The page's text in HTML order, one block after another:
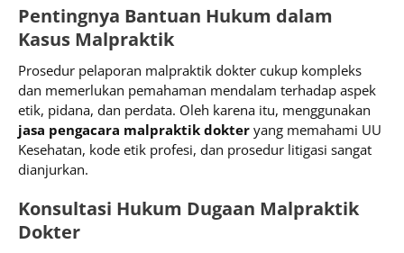
Pentingnya Bantuan Hukum dalam
Kasus Malpraktik
Prosedur pelaporan malpraktik dokter cukup kompleks
dan memerlukan pemahaman mendalam terhadap aspek
etik, pidana, dan perdata. Oleh karena itu, menggunakan
jasa pengacara malpraktik dokter yang memahami UU
Kesehatan, kode etik profesi, dan prosedur litigasi sangat
dianjurkan.
Konsultasi Hukum Dugaan Malpraktik
Dokter